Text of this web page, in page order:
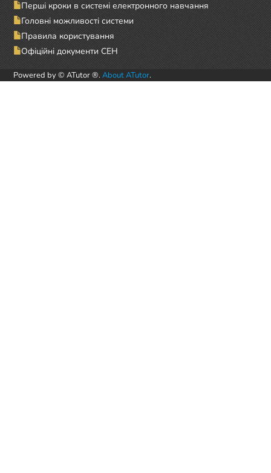
Перші кроки в системі електронного навчання
Головні можливості системи
Правила користування
Офіційні документи СЕН
Powered by © ATutor ®. About ATutor.